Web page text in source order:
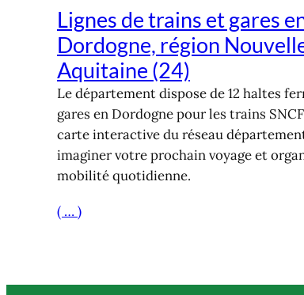
Lignes de trains et gares
Dordogne, région
Aquitaine (24)
Le département dispose de 12 haltes
gares en Dordogne pour les trains
carte interactive du réseau
imaginer votre prochain voyage et
mobilité quotidienne.
( … )